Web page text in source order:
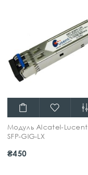
Модуль Alcatel-Lucent
SFP-GIG-LX
₴450